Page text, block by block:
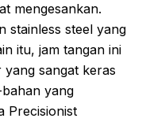
mengesankan.
stainless steel yang
itu, jam tangan ini
yang sangat keras
yang
Precisionist